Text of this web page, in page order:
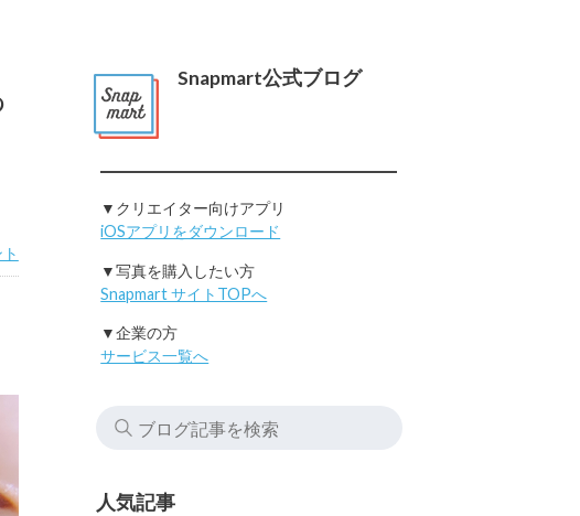
Snapmart公式ブログ
▼クリエイター向けアプリ
iOSアプリをダウンロード
▼写真を購入したい方
Snapmart サイトTOPへ
▼企業の方
サービス一覧へ
人気記事